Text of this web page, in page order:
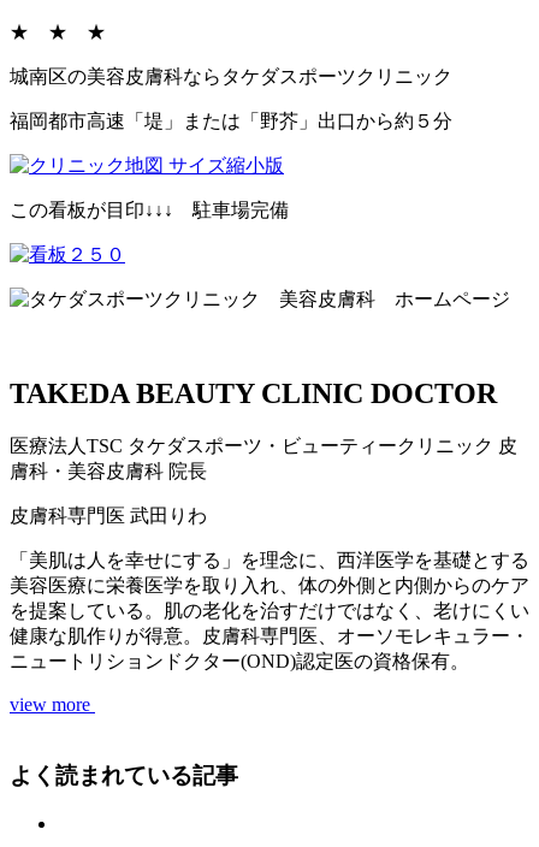
★ ★ ★
城南区の美容皮膚科ならタケダスポーツクリニック
福岡都市高速「堤」または「野芥」出口から約５分
この看板が目印↓↓↓ 駐車場完備
TAKEDA BEAUTY CLINIC DOCTOR
医療法人TSC タケダスポーツ・ビューティークリニック 皮
膚科・美容皮膚科 院長
皮膚科専門医 武田りわ
「美肌は人を幸せにする」を理念に、西洋医学を基礎とする
美容医療に栄養医学を取り入れ、体の外側と内側からのケア
を提案している。肌の老化を治すだけではなく、老けにくい
健康な肌作りが得意。皮膚科専門医、オーソモレキュラー・
ニュートリションドクター(OND)認定医の資格保有。
view more
よく読まれている記事